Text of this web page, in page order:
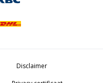
Disclaimer